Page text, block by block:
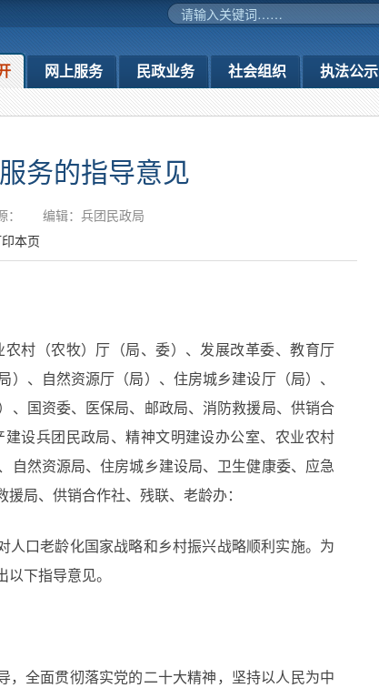
网上服务 民政业务 社会组织 执法公示
务的指导意见
编辑：兵团民政局
本页
村（农牧）厅（局、委）、发展改革委、教育厅
）、自然资源厅（局）、住房城乡建设厅（局）、
、国资委、医保局、邮政局、消防救援局、供销合
设兵团民政局、精神文明建设办公室、农业农村
自然资源局、住房城乡建设局、卫生健康委、应急
局、供销合作社、残联、老龄办：
人口老龄化国家战略和乡村振兴战略顺利实施。为
下指导意见。
，全面贯彻落实党的二十大精神，坚持以人民为中